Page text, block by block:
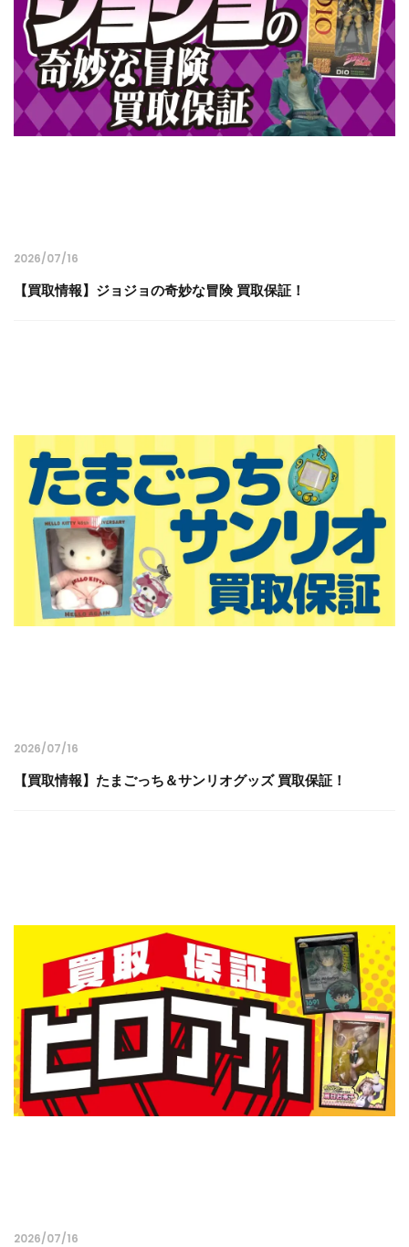
2026/07/16
【買取情報】ジョジョの奇妙な冒険 買取保証！
2026/07/16
【買取情報】たまごっち＆サンリオグッズ 買取保証！
2026/07/16